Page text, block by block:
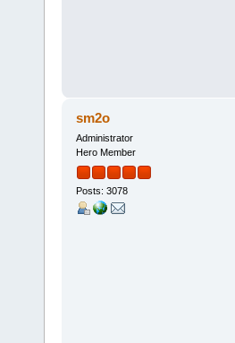
sm2o
Administrator
Hero Member
Posts: 3078